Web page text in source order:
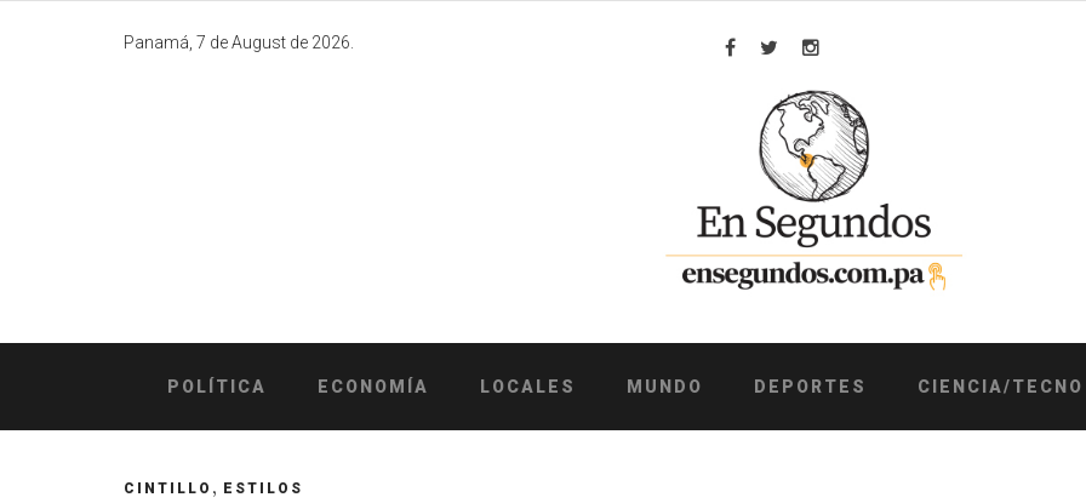
Panamá, 7 de August de 2026.
Facebook
TwitterInstagram
POLÍTICA ECONOMÍA LOCALES MUNDO DEPORTES CIENCIA/TECNO
CINTILLO , ESTILOS